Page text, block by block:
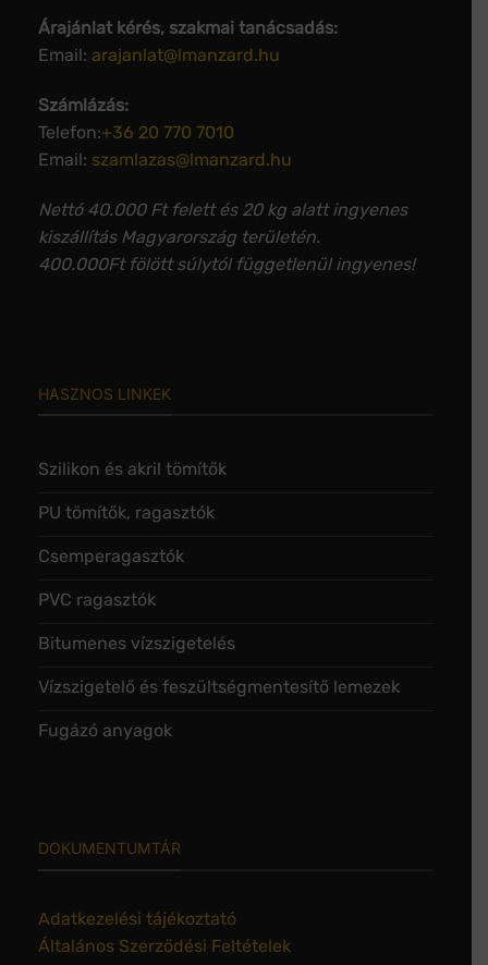
Árajánlat kérés, szakmai tanácsadás:
Email: arajanlat@lmanzard.hu
Számlázás:
Telefon:+36 20 770 7010
Email: szamlazas@lmanzard.hu
Nettó 40.000 Ft felett és 20 kg alatt ingyenes
kiszállítás Magyarország területén.
400.000Ft fölött súlytól függetlenül ingyenes!
HASZNOS LINKEK
Szilikon és akril tömítők
PU tömítők, ragasztók
Csemperagasztók
PVC ragasztók
Bitumenes vízszigetelés
Vízszigetelő és feszültségmentesítő lemezek
Fugázó anyagok
DOKUMENTUMTÁR
Adatkezelési tájékoztató
Általános Szerződési Feltételek